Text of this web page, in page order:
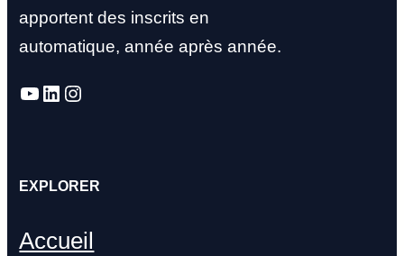
apportent des inscrits en
automatique, année après année.
YouTube
LinkedIn
Instagram
EXPLORER
Accueil